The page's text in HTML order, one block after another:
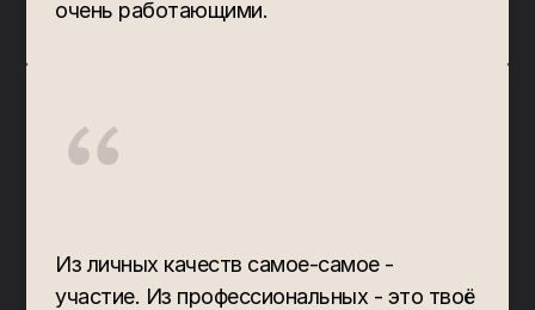
очень работающими.
“
Из личных качеств самое-самое -
участие. Из профессиональных - это твоё